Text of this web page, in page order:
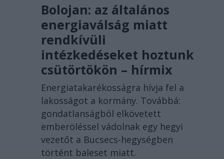
Bolojan: az általános
energiaválság miatt
rendkívüli
intézkedéseket hoztunk
csütörtökön – hírmix
Energiatakarékosságra hívja fel a
lakosságot a kormány. Továbbá:
gondatlanságból elkövetett
emberöléssel vádolnak egy hegyi
vezetőt a Bucsecs-hegységben
történt baleset miatt.